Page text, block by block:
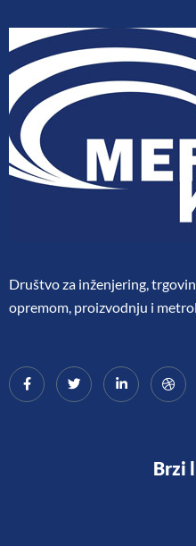
Društvo za inženjering,
opremom, proizvodnju i
Brzi